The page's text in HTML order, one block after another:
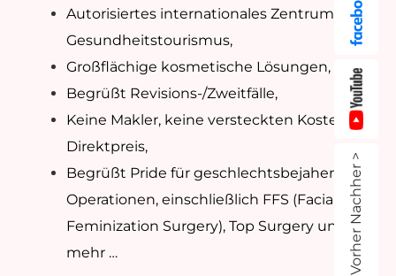
Autorisiertes internationales Zentrum für
Gesundheitstourismus,
Großflächige kosmetische Lösungen,
Begrüßt Revisions-/Zweitfälle,
Keine Makler, keine versteckten Kosten –
Direktpreis,
Begrüßt Pride für geschlechtsbejahende
Operationen, einschließlich FFS (Facial
Feminization Surgery), Top Surgery und
mehr …
Vorher Nachher >